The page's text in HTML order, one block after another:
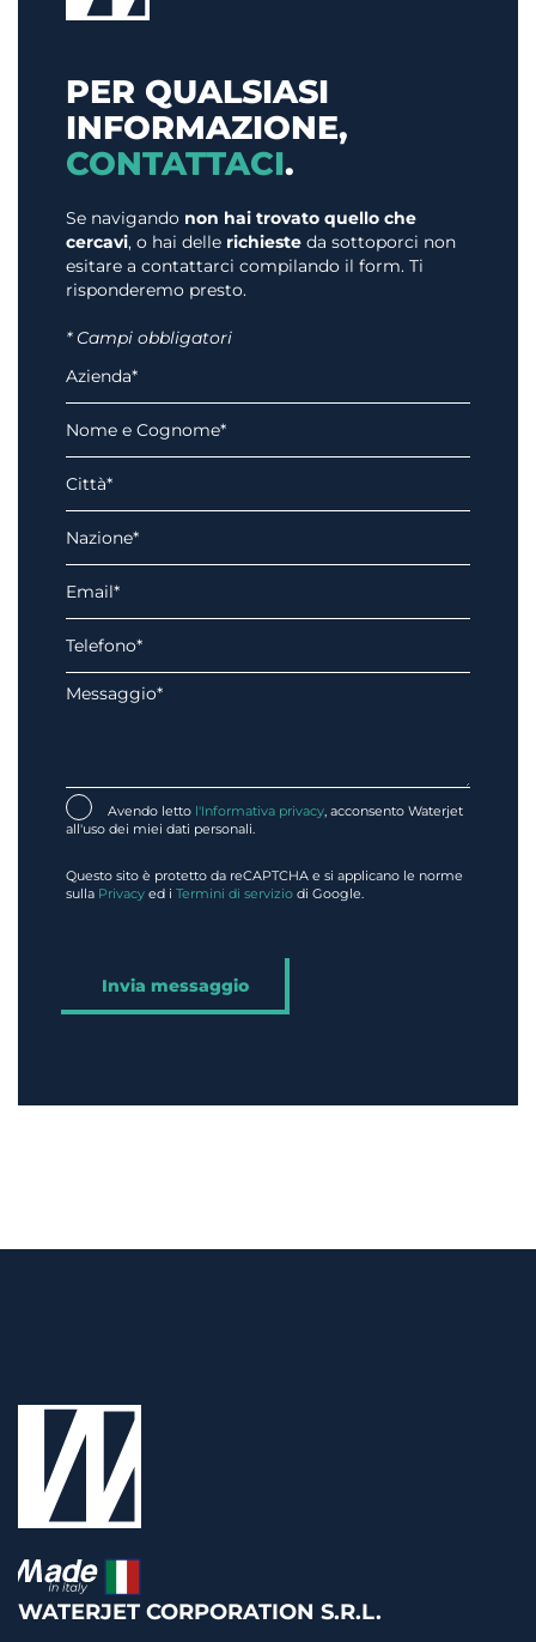
PER QUALSIASI
INFORMAZIONE,
CONTATTACI.
Se navigando non hai trovato quello che
cercavi, o hai delle richieste da sottoporci non
esitare a contattarci compilando il form. Ti
risponderemo presto.
* Campi obbligatori
Avendo letto l'Informativa privacy, acconsento Waterjet
all'uso dei miei dati personali.
Questo sito è protetto da reCAPTCHA e si applicano le norme
sulla Privacy ed i Termini di servizio di Google.
WATERJET CORPORATION S.R.L.